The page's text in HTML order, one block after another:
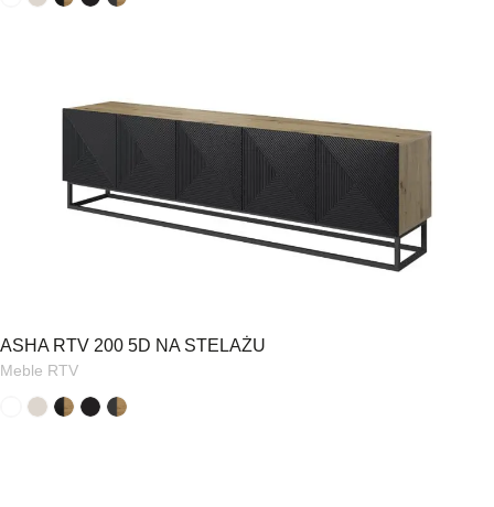
ASHA RTV 200 5D NA STELAŻU
Meble RTV